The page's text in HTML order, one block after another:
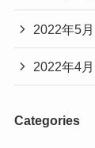
2022年5月
2022年4月
Categories